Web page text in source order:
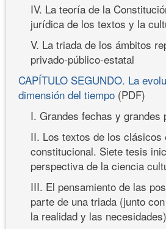
IV. La teoría de la
jurídica de los textos y la
V. La triada de los ámbitos
privado-público-estatal
CAPÍTULO SEGUNDO. La
dimensión del tiempo (PDF)
I. Grandes fechas y grandes
II. Los textos de los clásicos
constitucional. Siete tesis
perspectiva de la ciencia
III. El pensamiento de las
parte de una triada (junto
la realidad y las necesidades)